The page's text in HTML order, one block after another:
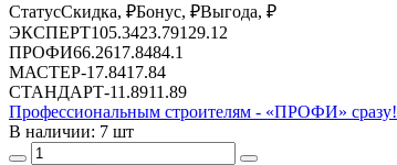
СтатусСкидка, ₽Бонус, ₽Выгода, ₽
ЭКСПЕРТ105.3423.79129.12
ПРОФИ66.2617.8484.1
МАСТЕР-17.8417.84
СТАНДАРТ-11.8911.89
Профессиональным строителям - «ПРОФИ» сразу!
В наличии: 7 шт